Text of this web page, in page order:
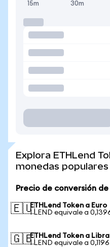
15m 30m
Explora ETHLend
monedas populares
Precio de conversión
🇪🇺ETHLend Token a Euro
1 LEND equivale a
🇬🇧ETHLend Token a
1 LEND equivale a 0,1196